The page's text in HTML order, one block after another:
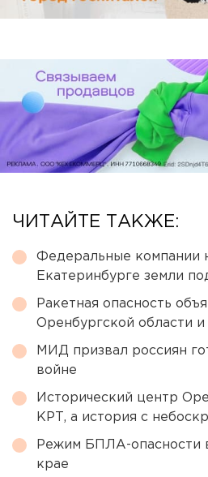
ЧИТАЙТЕ ТАКЖЕ:
Федеральные компании
Екатеринбурге земли
Ракетная опасность
Оренбургской области
МИД призвал россиян
войне
Исторический центр
КРТ, а история с
Режим БПЛА-опасности
крае